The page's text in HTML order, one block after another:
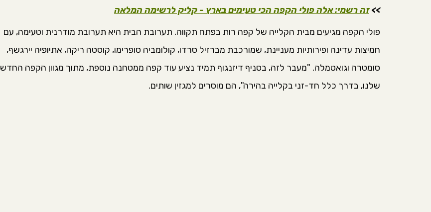
>>זה רשמי: אלה פולי הקפה הכי טעימים בארץ - קליק לרשימה המלאה
פולי הקפה מגיעים מבית הקלייה של קפה רות בפתח תקווה. תערובת הבית היא תערובת מודרנית וטעימה, עם
חמיצות עדינה ופירותיות מעניינת, שמורכבת מברזיל סרדו, קולומביה סופרימו, קוסטה ריקה, אתיופיה יירגשף,
סומטרה וגואטמלה. "מעבר לזה, בסניף דיזנגוף תמיד נציע עוד קפה ממטחנה נוספת, מתוך מגוון הקפה החדש
שלנו, בדרך כלל חד-זני בקלייה בהירה", הם מוסרים למגזין שותים.